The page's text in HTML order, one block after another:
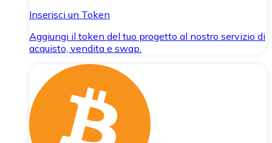
Inserisci un Token
Aggiungi il token del tuo progetto al nostro servizio di
acquisto, vendita e swap.